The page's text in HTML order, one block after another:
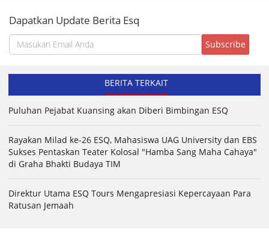
Dapatkan Update Berita Esq
BERITA TERKAIT
Puluhan Pejabat Kuansing akan Diberi Bimbingan ESQ
Rayakan Milad ke-26 ESQ, Mahasiswa UAG University dan EBS
Sukses Pentaskan Teater Kolosal "Hamba Sang Maha Cahaya"
di Graha Bhakti Budaya TIM
Direktur Utama ESQ Tours Mengapresiasi Kepercayaan Para
Ratusan Jemaah